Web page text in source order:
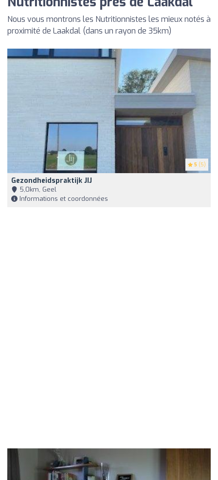
Nous vous montrons les Nutritionnistes les mieux notés à
proximité de Laakdal (dans un rayon de 35km)
5 (5)
Gezondheidspraktijk JIJ
5,0km, Geel
Informations et coordonnées